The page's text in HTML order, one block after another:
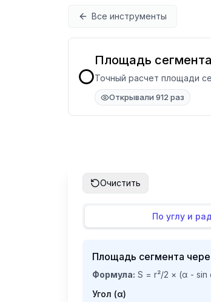
Все инструменты
⭕
Площадь
Точный расчет площади
Открывали 912 раз
Очистить
По углу и
Площадь сегмента
Формула: S = r²/2 × (α -
Угол (α)